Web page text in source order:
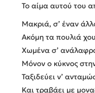
Το αίμα αυτού του
Μακριά, σ’ έναν
Ακόμη τα πουλιά
Χωμένα σ’
Μόνον ο κύκνος
Ταξιδεύει ν’
Και τραβάει με